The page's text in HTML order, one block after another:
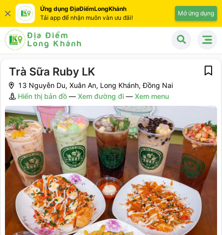
Ứng dụng ĐịaĐiểmLongKhánh
Tải app để nhận muôn vàn ưu đãi!
Mở ứng dụng
Trà Sữa Ruby LK
13 Nguyễn Du, Xuân An, Long Khánh, Đồng Nai
Hiển thị bản đồ — Xem đường đi — Xem menu